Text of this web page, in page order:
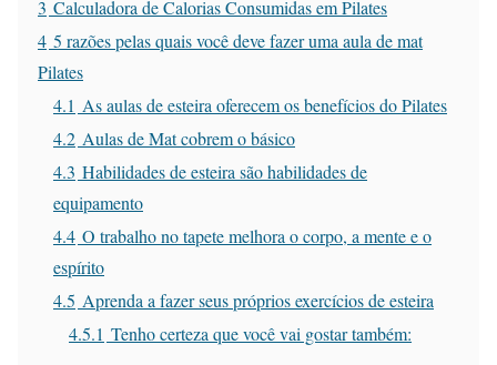
3 Calculadora de Calorias Consumidas em Pilates
4 5 razões pelas quais você deve fazer uma aula de mat
Pilates
4.1 As aulas de esteira oferecem os benefícios do Pilates
4.2 Aulas de Mat cobrem o básico
4.3 Habilidades de esteira são habilidades de
equipamento
4.4 O trabalho no tapete melhora o corpo, a mente e o
espírito
4.5 Aprenda a fazer seus próprios exercícios de esteira
4.5.1 Tenho certeza que você vai gostar também: